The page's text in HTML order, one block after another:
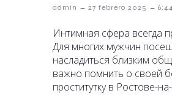
admin – 27 febrero 2025 –
Интимная сфера всегда
Для многих мужчин
насладиться близким
важно помнить о своей
проститутку в Ростове-